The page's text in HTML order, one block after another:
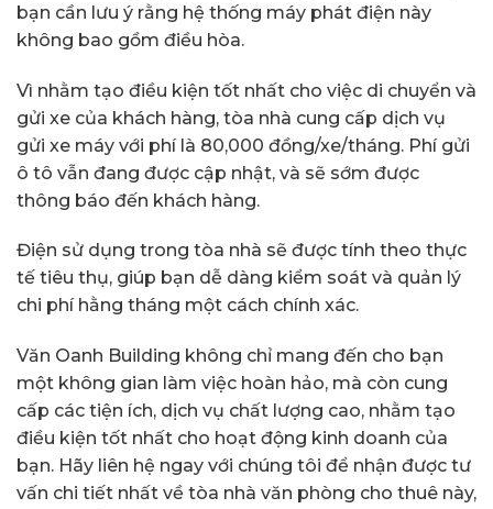
bạn cần lưu ý rằng hệ thống máy phát điện này
không bao gồm điều hòa.
Vì nhằm tạo điều kiện tốt nhất cho việc di chuyển và
gửi xe của khách hàng, tòa nhà cung cấp dịch vụ
gửi xe máy với phí là 80,000 đồng/xe/tháng. Phí gửi
ô tô vẫn đang được cập nhật, và sẽ sớm được
thông báo đến khách hàng.
Điện sử dụng trong tòa nhà sẽ được tính theo thực
tế tiêu thụ, giúp bạn dễ dàng kiểm soát và quản lý
chi phí hằng tháng một cách chính xác.
Văn Oanh Building không chỉ mang đến cho bạn
một không gian làm việc hoàn hảo, mà còn cung
cấp các tiện ích, dịch vụ chất lượng cao, nhằm tạo
điều kiện tốt nhất cho hoạt động kinh doanh của
bạn. Hãy liên hệ ngay với chúng tôi để nhận được tư
vấn chi tiết nhất về tòa nhà văn phòng cho thuê này,